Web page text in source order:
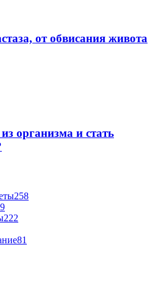
от обвисания живота
организма и стать
258
222
81